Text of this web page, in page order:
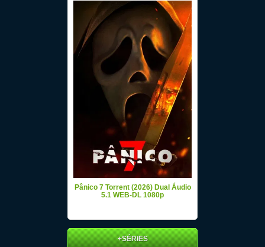
Pânico 7 Torrent (2026) Dual Áudio
5.1 WEB-DL 1080p
+SÉRIES